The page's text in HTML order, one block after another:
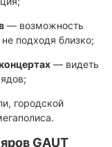
— возможность
подходя близко;
— видеть
городской
GAUT